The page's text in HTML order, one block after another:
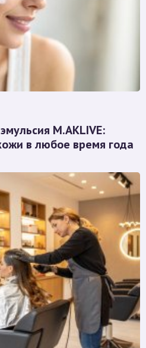
M.AKLIVE:
в любое время года